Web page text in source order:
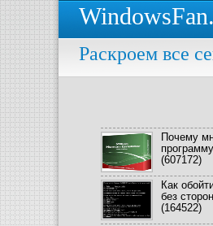
Раскроем все
Почему
(607172)
Как
без
(164522)